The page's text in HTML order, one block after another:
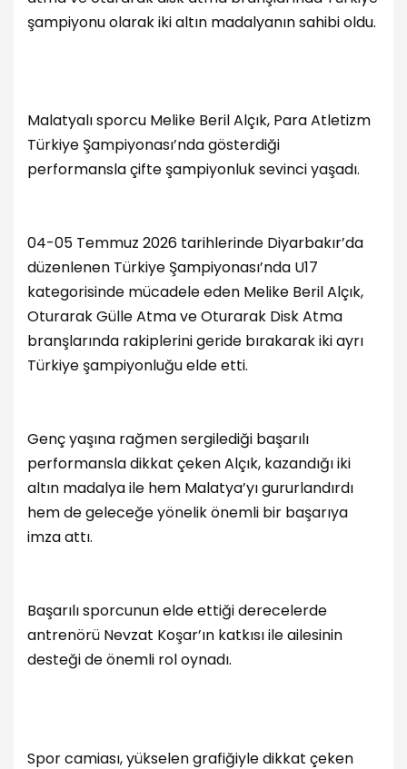
şampiyonu olarak iki altın madalyanın sahibi oldu.
Malatyalı sporcu Melike Beril Alçık, Para Atletizm
Türkiye Şampiyonası’nda gösterdiği
performansla çifte şampiyonluk sevinci yaşadı.
04-05 Temmuz 2026 tarihlerinde Diyarbakır’da
düzenlenen Türkiye Şampiyonası’nda U17
kategorisinde mücadele eden Melike Beril Alçık,
Oturarak Gülle Atma ve Oturarak Disk Atma
branşlarında rakiplerini geride bırakarak iki ayrı
Türkiye şampiyonluğu elde etti.
Genç yaşına rağmen sergilediği başarılı
performansla dikkat çeken Alçık, kazandığı iki
altın madalya ile hem Malatya’yı gururlandırdı
hem de geleceğe yönelik önemli bir başarıya
imza attı.
Başarılı sporcunun elde ettiği derecelerde
antrenörü Nevzat Koşar’ın katkısı ile ailesinin
desteği de önemli rol oynadı.
Spor camiası, yükselen grafiğiyle dikkat çeken